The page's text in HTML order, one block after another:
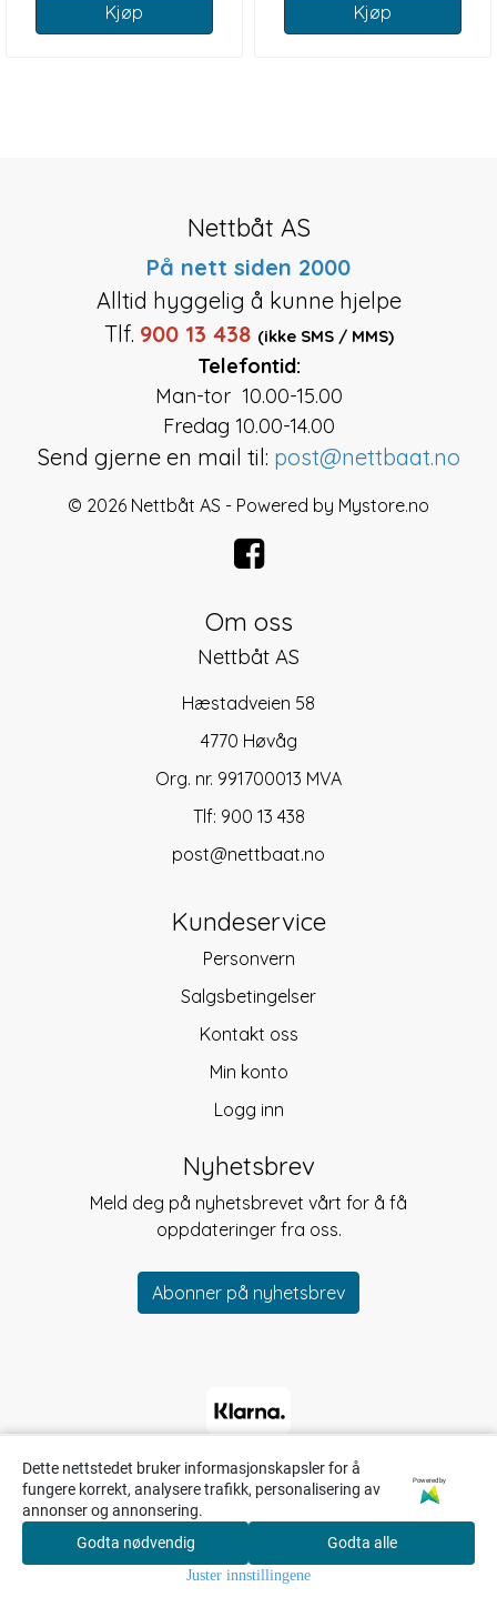
Søk
Kjøp Kjøp
Nettbåt AS
På nett siden 2000
Alltid hyggelig å kunne hjelpe
Tlf. 900 13 438 (ikke SMS / MMS)
Telefontid:
Man-tor 10.00-15.00
Fredag 10.00-14.00
Send gjerne en mail til: post@nettbaat.no
© 2026 Nettbåt AS - Powered by Mystore.no
Om oss
Nettbåt AS
Hæstadveien 58
4770 Høvåg
Org. nr. 991700013 MVA
Tlf: 900 13 438
post@nettbaat.no
Kundeservice
Personvern
Salgsbetingelser
Kontakt oss
Min konto
Logg inn
Nyhetsbrev
Meld deg på nyhetsbrevet vårt for å få
oppdateringer fra oss.
Abonner på nyhetsbrev
Dette nettstedet bruker informasjonskapsler for å
fungere korrekt, analysere trafikk, personalisering av
annonser og annonsering.
Powered by
Godta nødvendig Godta alle
Juster innstillingene